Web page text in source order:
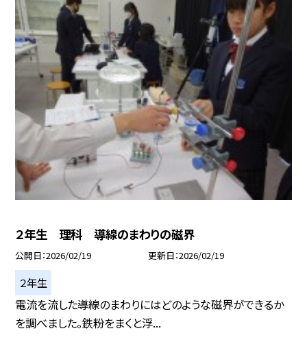
２年生 理科 導線のまわりの磁界
公開日 2026/02/19 更新日 2026/02/19
２年生
電流を流した導線のまわりにはどのような磁界ができるか
を調べました。鉄粉をまくと浮...